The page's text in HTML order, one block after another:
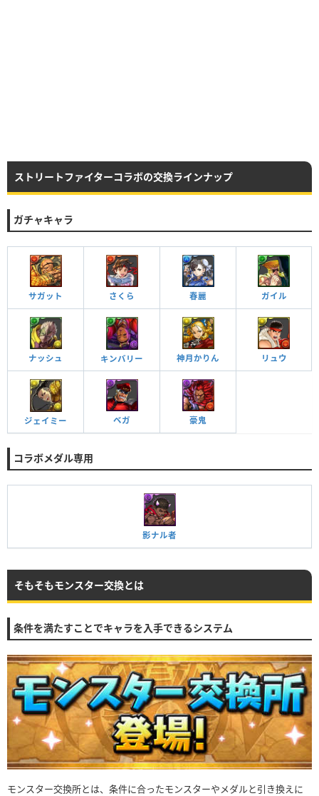
ストリートファイターコラボの交換ラインナップ
ガチャキャラ
サガット さくら 春麗 ガイル
ナッシュ キンバリー 神月かりん リュウ
ジェイミー ベガ 豪鬼
コラボメダル専用
影ナル者
そもそもモンスター交換とは
条件を満たすことでキャラを入手できるシステム
モンスター交換所とは、条件に合ったモンスターやメダルと引き換えに